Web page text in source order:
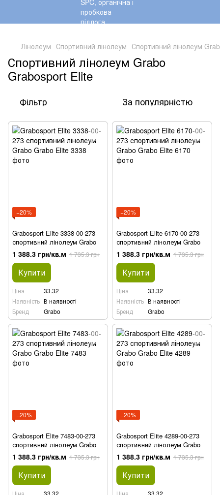
Лінолеум Спортивний лінолеум Спортивний лінолеум
Спортивний лінолеум Grabo
Grabosport Elite
Фільтр За популярністю
−20%
Grabosport Elite 3338-00-273
спортивний лінолеум Grabo
1 388.3 грн/кв.м 1 735.3 грн
Купити
Ціна
33.32
Наявність В наявності
Бренд
Grabo
−20%
Grabosport Elite 6170-00-273
спортивний лінолеум Grabo
1 388.3 грн/кв.м 1 735.3 грн
Купити
Ціна
33.32
Наявність В наявності
Бренд
Grabo
−20%
Grabosport Elite 7483-00-273
спортивний лінолеум Grabo
1 388.3 грн/кв.м 1 735.3 грн
Купити
−20%
Grabosport Elite 4289-00-273
спортивний лінолеум Grabo
1 388.3 грн/кв.м 1 735.3 грн
Купити